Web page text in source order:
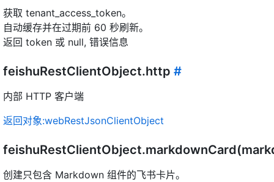
获取 tenant_access_token。
自动缓存并在过期前 60 秒刷新。
返回 token 或 null, 错误信息
feishuRestClientObject.http #
内部 HTTP 客户端
返回对象:webRestJsonClientObject
创建只包含 Markdown 组件的飞书卡片。